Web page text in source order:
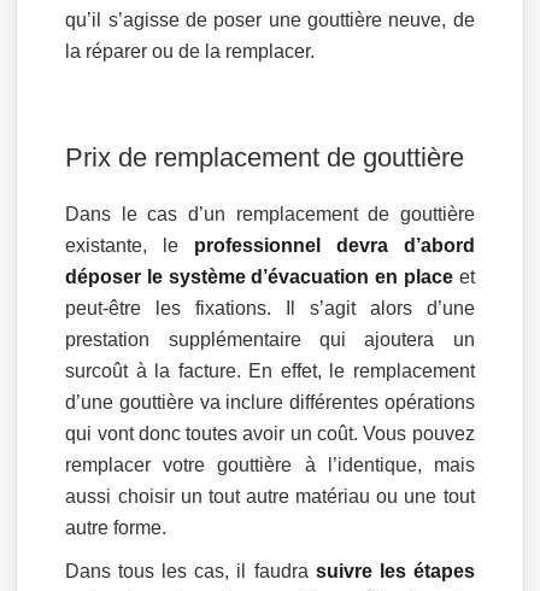
qu’il s’agisse de poser une gouttière neuve, de
la réparer ou de la remplacer.
Prix de remplacement de gouttière
Dans le cas d’un remplacement de gouttière
existante, le professionnel devra d’abord
déposer le système d’évacuation en placeet
peut-être les fixations. Il s’agit alors d’une
prestation supplémentaire qui ajoutera un
surcoût à la facture. En effet, le remplacement
d’une gouttière va inclure différentes opérations
qui vont donc toutes avoir un coût. Vous pouvez
remplacer votre gouttière à l’identique, mais
aussi choisir un tout autre matériau ou une tout
autre forme.
Dans tous les cas, il faudra suivre les étapes